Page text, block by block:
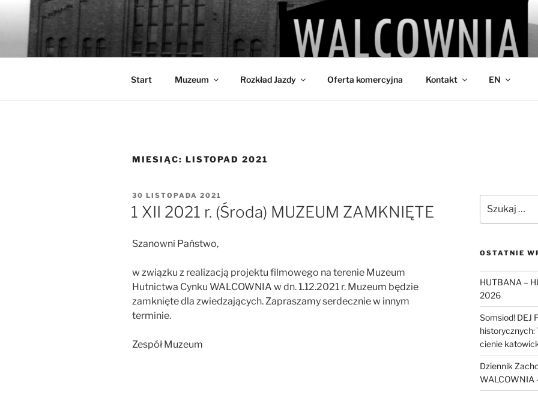
Przejdź
WALCOWNIA
Muzeum Hutnictwa Cynku
Start Muzeum Rozkład Jazdy Oferta komercyjna Kontakt EN
MIESIĄC: LISTOPAD 2021
OPUBLIKOWANE
W
30 LISTOPADA 2021
1 XII 2021 r. (Środa) MUZEUM ZAMKNIĘTE
Szanowni Państwo,
w związku z realizacją projektu filmowego na terenie Muzeum
Hutnictwa Cynku WALCOWNIA w dn. 1.12.2021 r. Muzeum będzie
zamknięte dla zwiedzających. Zapraszamy serdecznie w innym
terminie.
Zespół Muzeum
OSTATNIE
HUTBANA –
2026
Somsiod! DEJ
historycznych:
cienie
Dziennik
WALCOWNIA